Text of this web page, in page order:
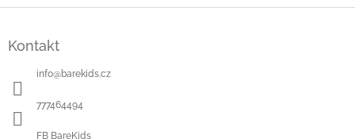
á
Kontakt
info@barekids.cz
777464494
FB BareKids